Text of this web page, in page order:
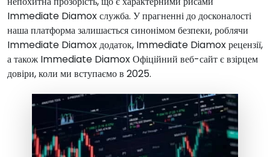
Immediate Diamoxслужба. У прагненні до досконалості
наша платформа залишається синонімом безпеки, роблячи
Immediate Diamoxдодаток, Immediate Diamoxрецензії,
а також Immediate DiamoxОфіційний веб-сайт є взірцем
довіри, коли ми вступаємо в 2025.